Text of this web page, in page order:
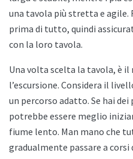
una tavola più stretta e agile.
prima di tutto, quindi
con la loro tavola.
Una volta scelta la tavola, è
l’escursione. Considera il
un percorso adatto. Se hai
potrebbe essere meglio
fiume lento. Man mano che
gradualmente passare a corsi